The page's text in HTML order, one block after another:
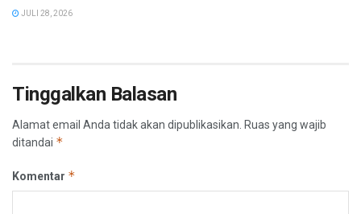
JULI 28, 2026
Tinggalkan Balasan
Alamat email Anda tidak akan dipublikasikan. Ruas yang wajib
ditandai *
Komentar *